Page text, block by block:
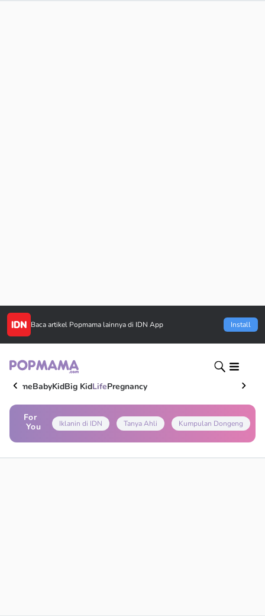
Baca artikel Popmama lainnya di IDN App Install
HomeBabyKidBig KidLifePregnancy
For
You
Iklanin di IDN Tanya Ahli Kumpulan Dongeng